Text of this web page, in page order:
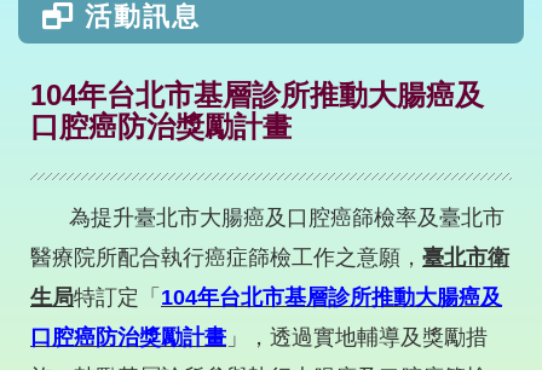
活動訊息
104年台北市基層診所推動大腸癌及
口腔癌防治獎勵計畫
為提升臺北市大腸癌及口腔癌篩檢率及臺北市
醫療院所配合執行癌症篩檢工作之意願， 臺北市衛
生局特訂定「 104年台北市基層診所推動大腸癌及
口腔癌防治獎勵計畫 」，透過實地輔導及獎勵措